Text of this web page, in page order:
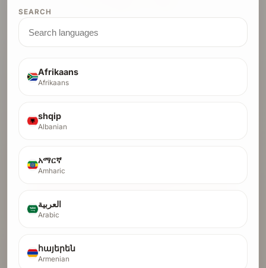
SEARCH
Afrikaans
Afrikaans
shqip
Albanian
አማርኛ
Amharic
العربية
Arabic
հայերեն
Armenian
Shannon AI ทำการตรวจสอบความปลอดภัยเชิงลึกสำหรับ
ผลิตภัณฑ์ของคุณ ผ่านการสแกนแล้วรับการลงรายการ
1. ส่ง
เรียกดูไดเร็กทอรี
ดูสตาร์ทอัพที่ผ่านการตรวจสอบแล้ว